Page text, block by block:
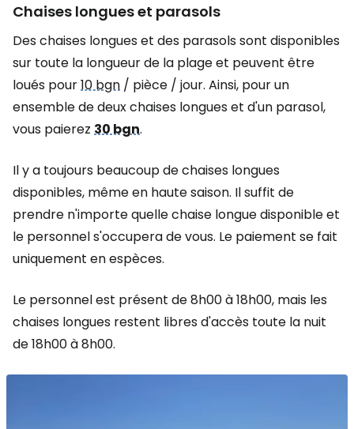
Chaises longues et parasols
Des chaises longues et des parasols sont disponibles
sur toute la longueur de la plage et peuvent être
loués pour10 bgn / pièce / jour. Ainsi, pour un
ensemble de deux chaises longues et d'un parasol,
vous paierez 30 bgn.
Il y a toujours beaucoup de chaises longues
disponibles, même en haute saison. Il suffit de
prendre n'importe quelle chaise longue disponible et
le personnel s'occupera de vous. Le paiement se fait
uniquement en espèces.
Le personnel est présent de 8h00 à 18h00, mais les
chaises longues restent libres d'accès toute la nuit
de 18h00 à 8h00.